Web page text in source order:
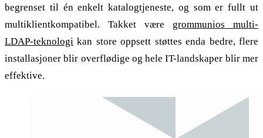
begrenset til én enkelt katalogtjeneste, og som er fullt ut
multiklientkompatibel. Takket være grommunios multi-
LDAP-teknologi kan store oppsett støttes enda bedre, flere
installasjoner blir overflødige og hele IT-landskaper blir mer
effektive.